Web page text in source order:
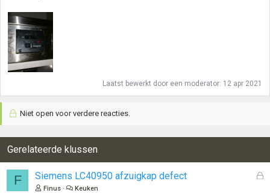
Laatst bewerkt door een moderator: 12 apr 2021
Niet open voor verdere reacties.
Gerelateerde klussen
F
G
Siemens LC40950 afzuigkap defect
Finus Keuken